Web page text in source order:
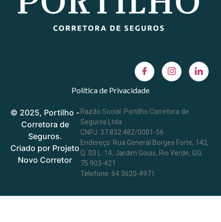
© 2025, Portilho -
Corretora de
Seguros.
Criado por Projeto
Novo Corretor
Razão Social: Portilho Corretora de
Seguros Ltda
CNPJ: 37.832.482/0001-56
Endereço: Rua General Borges Forte, 142,
Q. 03 L. 14, Jardim Goias, Rio Verde, GO,
75.903-421
Telefone: 64 3620-4971
Política de Privacidade